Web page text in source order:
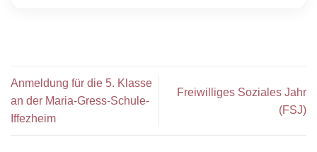
Anmeldung für die 5. Klasse
an der Maria-Gress-Schule-
Iffezheim
Freiwilliges Soziales Jahr
(FSJ)